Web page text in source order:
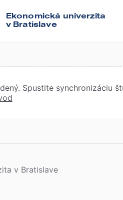
Ekonomická univerzita
v Bratislave
Spustite synchronizáciu
v Bratislave